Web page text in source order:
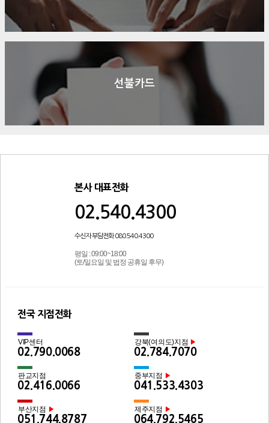
선불카드
본사 대표전화
02.540.4300
수신자 부담전화 080.540.4300
평일 : 09:00~18:00
(토/일요일 및 법정 공휴일 후무)
전국 지점전화
VIP센터
02.790.0068
강북(여의도)지점 ▶
02.784.7070
판교지점
02.416.0066
중부지점 ▶
041.533.4303
부산지점 ▶
051.744.8787
제주지점 ▶
064.792.5465